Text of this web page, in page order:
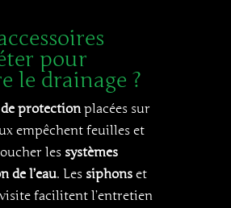
pour
le drainage ?
protection placées sur
empêchent feuilles et
les systèmes
de l’eau. Les siphons et
facilitent l’entretien